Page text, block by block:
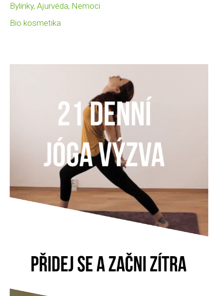
Bylinky, Ajurvéda, Nemoci
Bio kosmetika